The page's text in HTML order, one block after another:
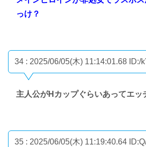
っけ？
34 : 2025/06/05(木) 11:14:01.68 ID:/
主人公がHカップぐらいあってエッ
35 : 2025/06/05(木) 11:19:40.64